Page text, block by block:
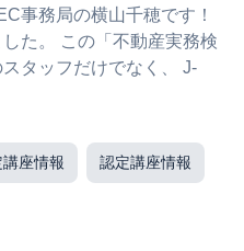
事務局の横山千穂です！
産実務検
タッフだけでなく、 J-
座情報 認定講座情報